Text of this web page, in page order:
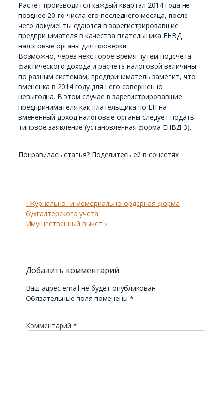
Расчет производится каждый квартал 2014 года не
позднее 20-го числа его последнего месяца, после
чего документы сдаются в зарегистрировавшие
предпринимателя в качества плательщика ЕНВД
налоговые органы для проверки.
Возможно, через некоторое время путем подсчета
фактического дохода и расчета налоговой величины
по разным системам, предприниматель заметит, что
вмененка в 2014 году для него совершенно
невыгодна. В этом случае в зарегистрировавшие
предпринимателя как плательщика по ЕН на
вмененный доход налоговые органы следует подать
типовое заявление (установленная форма ЕНВД-3).
Понравилась статья? Поделитесь ей в соцсетях
Навигация
по
записям
Previous
Post
is
‹ Журнально- и мемориально-ордерная форма
бухгалтерского учета
Next
Имущественный вычет ›
Добавить комментарий
Ваш адрес email не будет опубликован.
Обязательные поля помечены *
Комментарий *